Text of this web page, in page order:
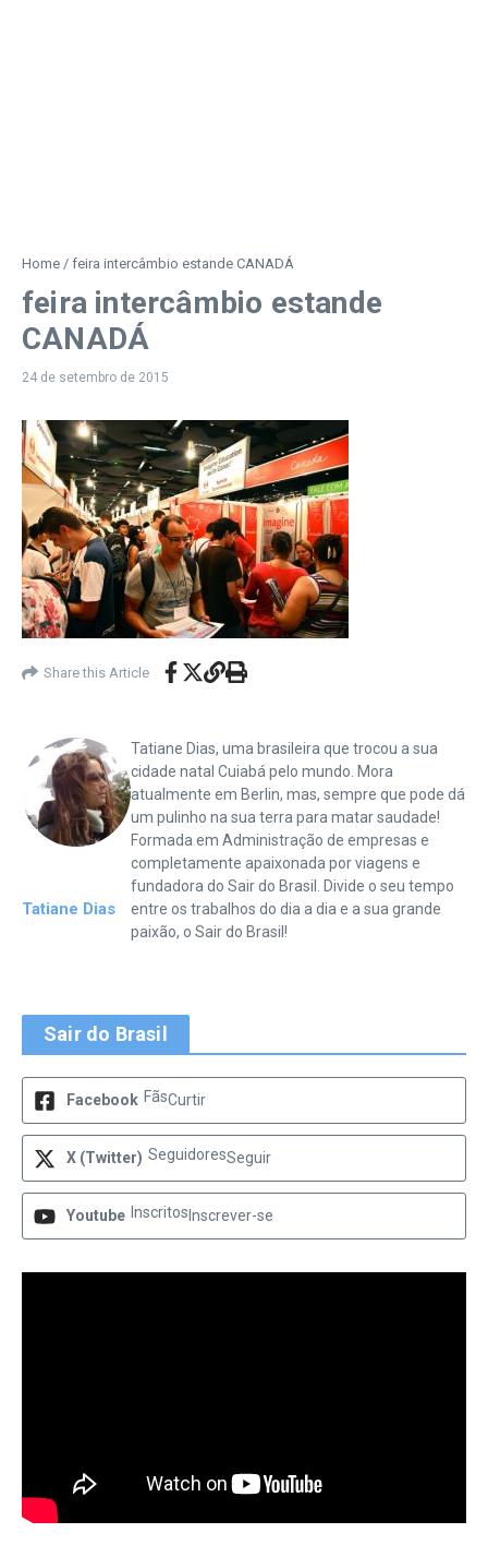
Home / feira intercâmbio estande CANADÁ
feira intercâmbio estande
CANADÁ
24 de setembro de 2015
Share this Article
Tatiane Dias
Tatiane Dias, uma brasileira que trocou a sua
cidade natal Cuiabá pelo mundo. Mora
atualmente em Berlin, mas, sempre que pode dá
um pulinho na sua terra para matar saudade!
Formada em Administração de empresas e
completamente apaixonada por viagens e
fundadora do Sair do Brasil. Divide o seu tempo
entre os trabalhos do dia a dia e a sua grande
paixão, o Sair do Brasil!
Sair do Brasil
Facebook FãsCurtir
X (Twitter) SeguidoresSeguir
Youtube Inscritos Inscrever-se